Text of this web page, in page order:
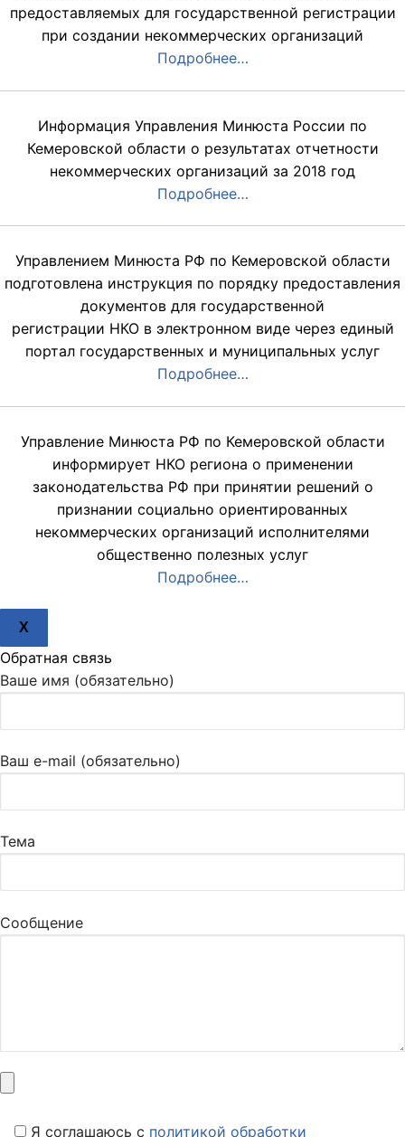
предоставляемых для государственной регистрации
при создании некоммерческих организаций
Подробнее…
Информация Управления Минюста России по
Кемеровской области о результатах отчетности
некоммерческих организаций за 2018 год
Подробнее…
Управлением Минюста РФ по Кемеровской области
подготовлена инструкция по порядку предоставления
документов для государственной
регистрации НКО в электронном виде через единый
портал государственных и муниципальных услуг
Подробнее…
Управление Минюста РФ по Кемеровской области
информирует НКО региона о применении
законодательства РФ при принятии решений о
признании социально ориентированных
некоммерческих организаций исполнителями
общественно полезных услуг
Подробнее…
X
Обратная связь
Ваше имя (обязательно)
Ваш e-mail (обязательно)
Тема
Сообщение
Я соглашаюсь c политикой обработки